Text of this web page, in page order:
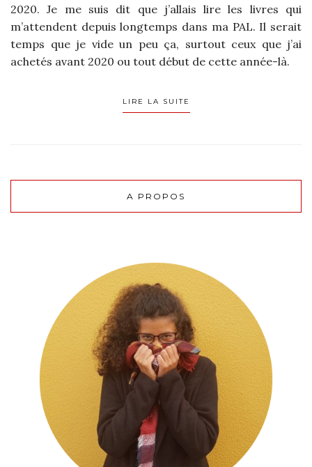
2020. Je me suis dit que j’allais lire les livres qui
m’attendent depuis longtemps dans ma PAL. Il serait
temps que je vide un peu ça, surtout ceux que j’ai
achetés avant 2020 ou tout début de cette année-là.
LIRE LA SUITE
A PROPOS